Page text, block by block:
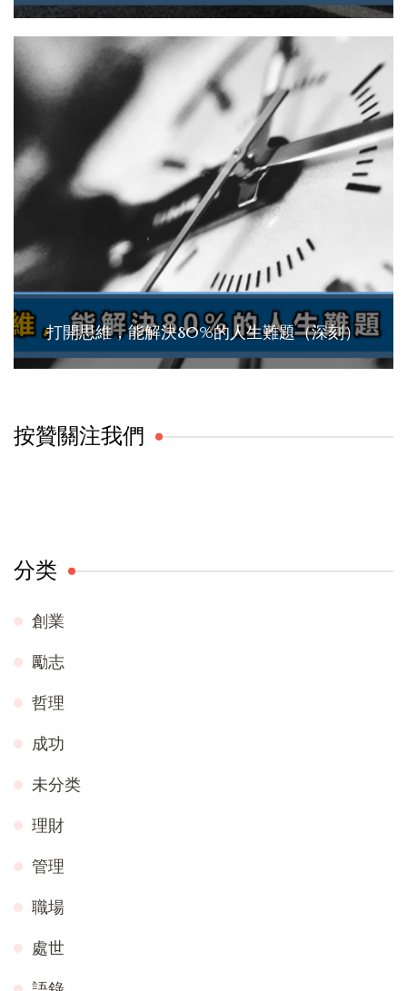
打開思維，能解決80%的人生難題（深刻）
按贊關注我們
分类
創業
勵志
哲理
成功
未分类
理財
管理
職場
處世